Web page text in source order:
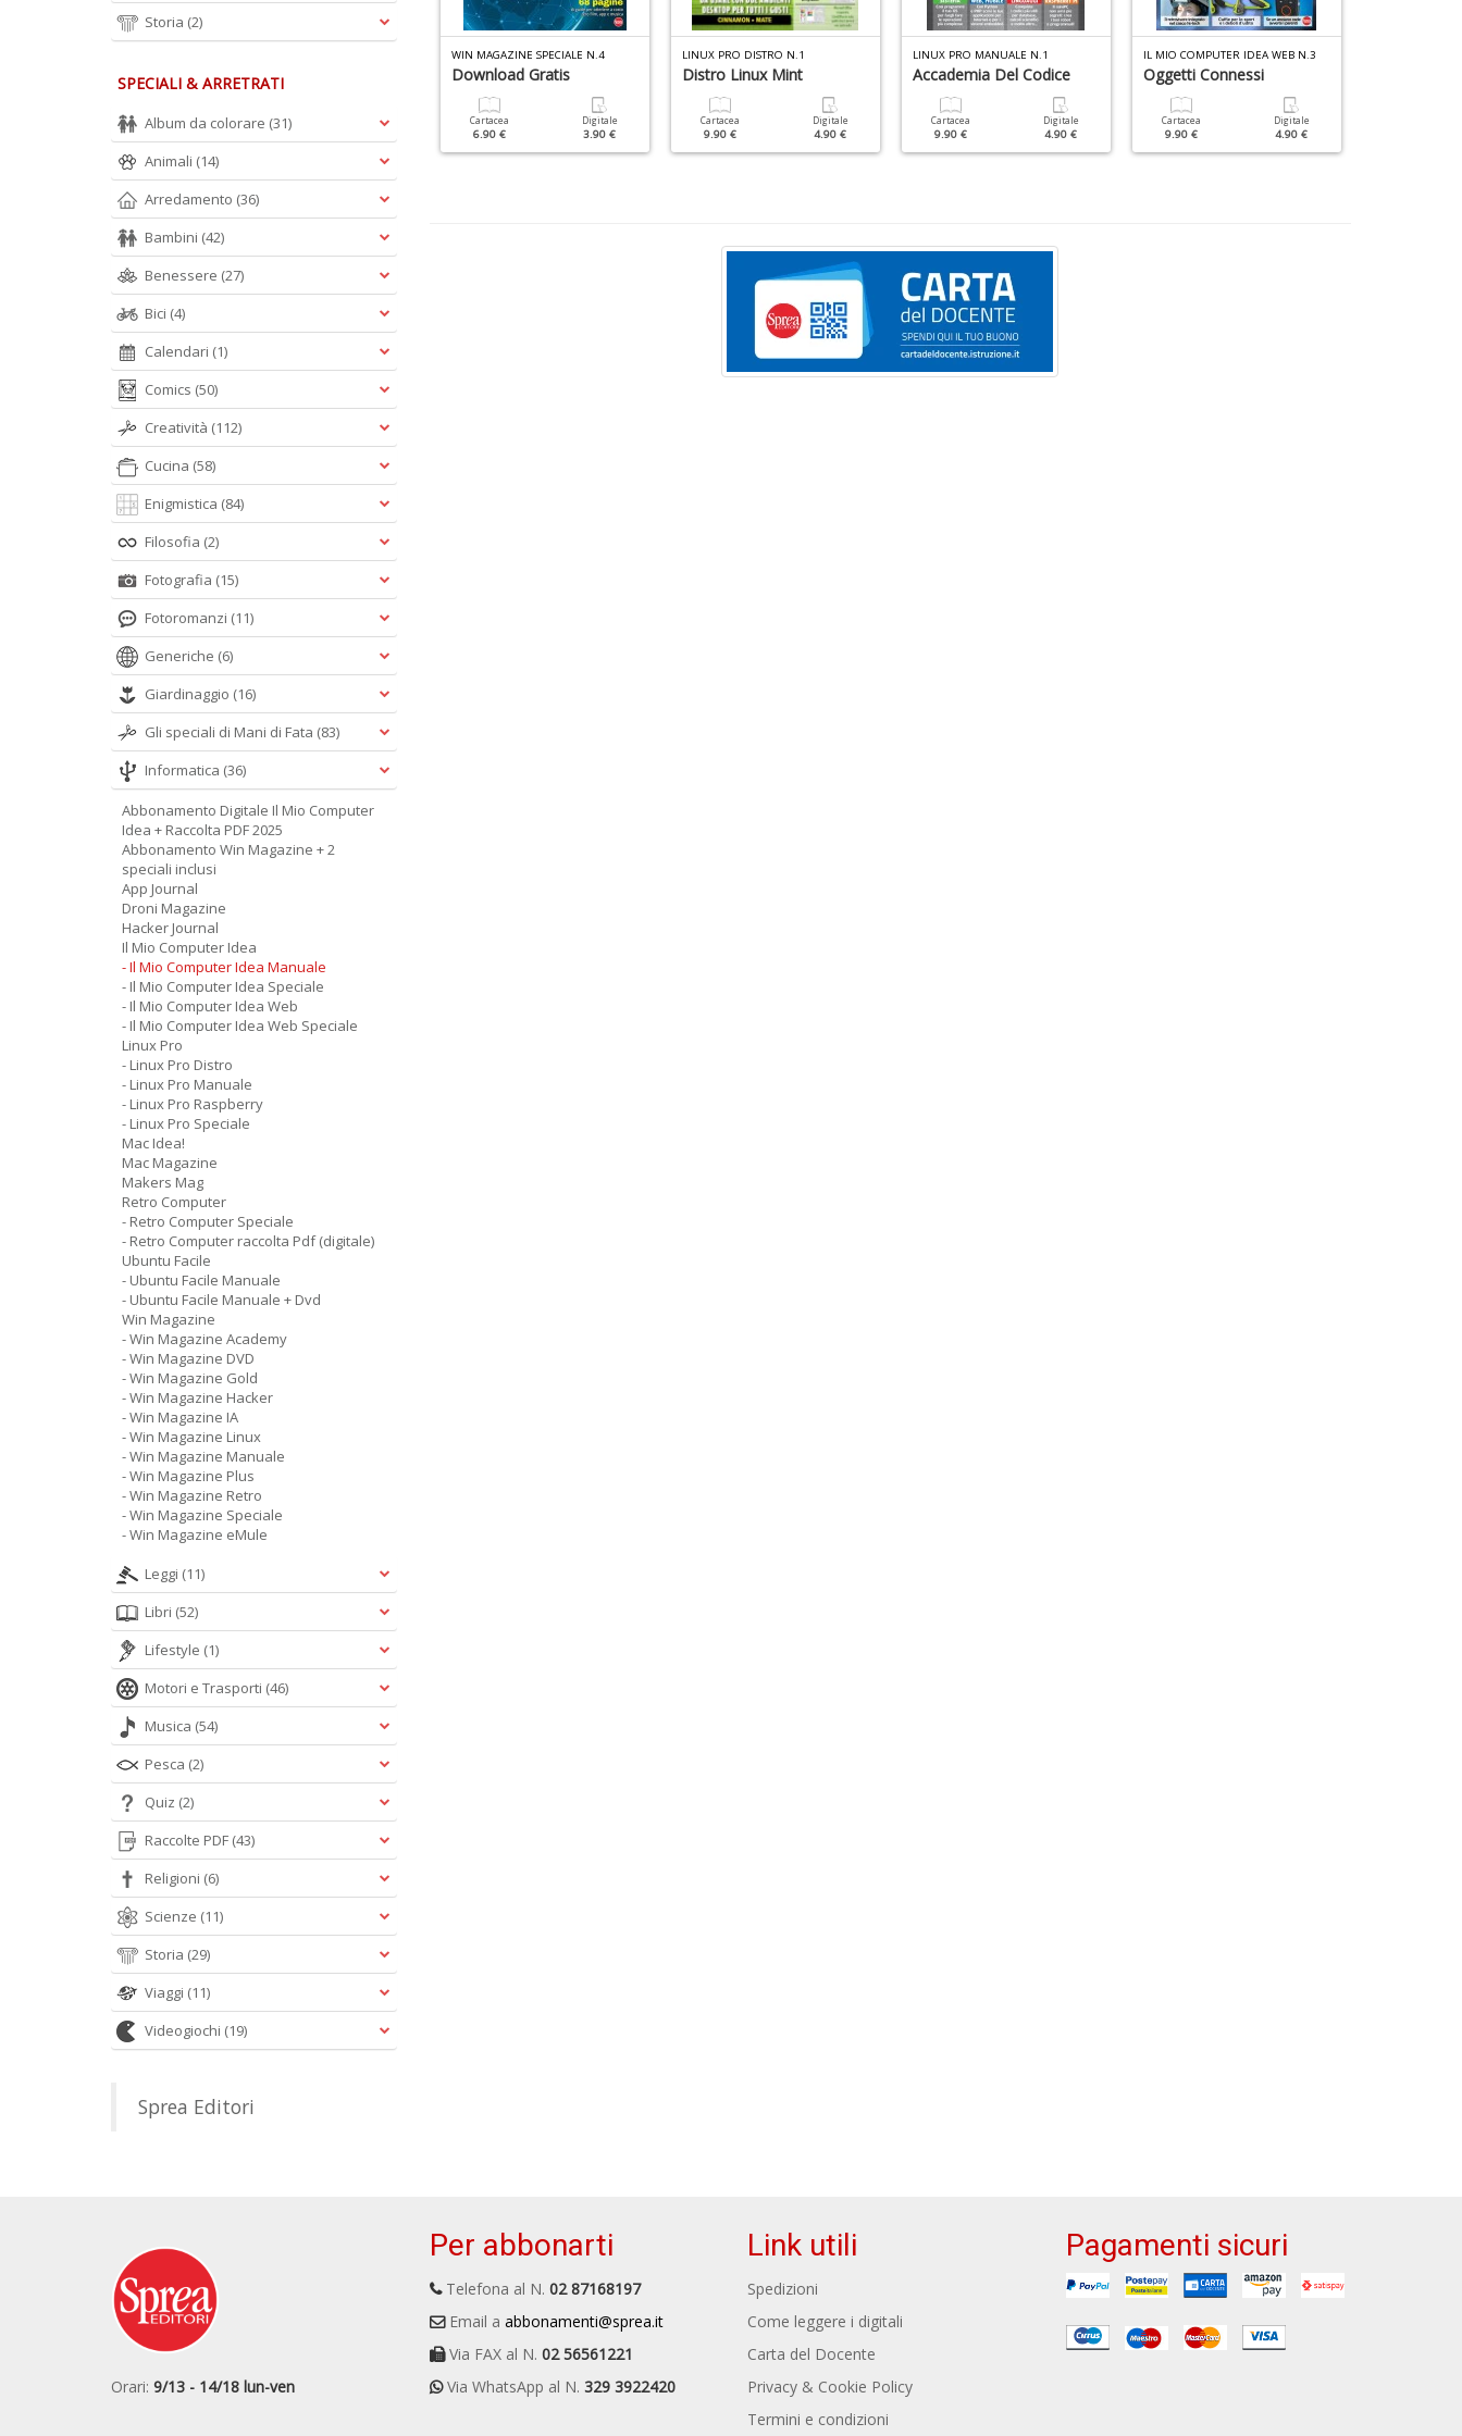
E Sport Gratis Con
Digitale
2.00 €
Retro Computer
Cartacea
9.90 €
Digitale
WIN MAGAZINE SPECIALE N.4
Download Gratis
Cartacea
6.90 €
Digitale
3.90 €
LINUX PRO DISTRO N.1
Distro Linux Mint
Cartacea
9.90 €
Digitale
4.90 €
LINUX PRO MANUALE N.1
Accademia Del Codice
Cartacea
9.90 €
Digitale
4.90 €
IL MIO COMPUTER IDEA WEB N.3
Oggetti Connessi
Cartacea
9.90 €
Digitale
4.90 €
Storia (2)
SPECIALI & ARRETRATI
Album da colorare (31)
Animali (14)
Arredamento (36)
Bambini (42)
Benessere (27)
Bici (4)
Calendari (1)
Comics (50)
Creatività (112)
Cucina (58)
Enigmistica (84)
Filosofia (2)
Fotografia (15)
Fotoromanzi (11)
Generiche (6)
Giardinaggio (16)
Gli speciali di Mani di Fata (83)
Informatica (36)
Abbonamento Digitale Il Mio Computer
Idea + Raccolta PDF 2025
Abbonamento Win Magazine + 2
speciali inclusi
App Journal
Droni Magazine
Hacker Journal
Il Mio Computer Idea
- Il Mio Computer Idea Manuale
- Il Mio Computer Idea Speciale
- Il Mio Computer Idea Web
- Il Mio Computer Idea Web Speciale
Linux Pro
- Linux Pro Distro
- Linux Pro Manuale
- Linux Pro Raspberry
- Linux Pro Speciale
Mac Idea!
Mac Magazine
Makers Mag
Retro Computer
- Retro Computer Speciale
- Retro Computer raccolta Pdf (digitale)
Ubuntu Facile
- Ubuntu Facile Manuale
- Ubuntu Facile Manuale + Dvd
Win Magazine
- Win Magazine Academy
- Win Magazine DVD
- Win Magazine Gold
- Win Magazine Hacker
- Win Magazine IA
- Win Magazine Linux
- Win Magazine Manuale
- Win Magazine Plus
- Win Magazine Retro
- Win Magazine Speciale
- Win Magazine eMule
Leggi (11)
Libri (52)
Lifestyle (1)
Motori e Trasporti (46)
Musica (54)
Pesca (2)
Quiz (2)
Raccolte PDF (43)
Religioni (6)
Scienze (11)
Storia (29)
Viaggi (11)
Videogiochi (19)
Sprea Editori
Orari: 9/13 - 14/18 lun-ven
Per abbonarti
Telefona al N. 02 87168197
Email a abbonamenti@sprea.it
Via FAX al N. 02 56561221
Via WhatsApp al N. 329 3922420
Link utili
Spedizioni
Come leggere i digitali
Carta del Docente
Privacy & Cookie Policy
Termini e condizioni
Pagamenti sicuri